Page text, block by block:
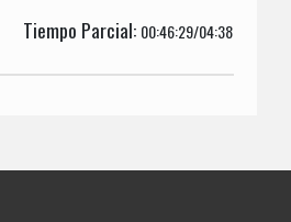
Tiempo Parcial: 00:46:29/04:38